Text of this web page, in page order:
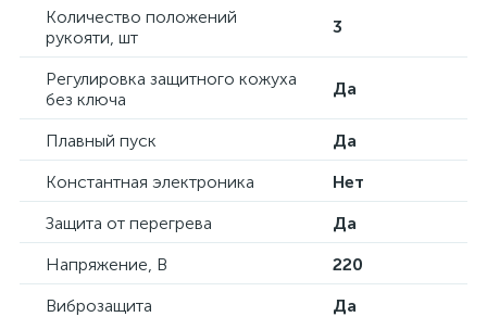
Количество положений
рукояти, шт
3
Регулировка защитного кожуха
без ключа
Да
Плавный пуск
Да
Константная электроника
Нет
Защита от перегрева
Да
Напряжение, В
220
Виброзащита
Да